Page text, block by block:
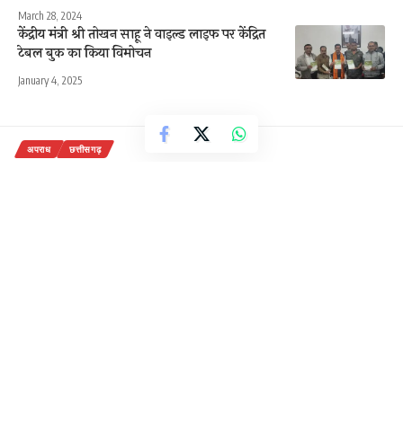
March 28, 2024
केंद्रीय मंत्री श्री तोखन साहू ने वाइल्ड लाइफ पर केंद्रित
टेबल बुक का किया विमोचन
January 4, 2025
अपराध छत्तीसगढ़